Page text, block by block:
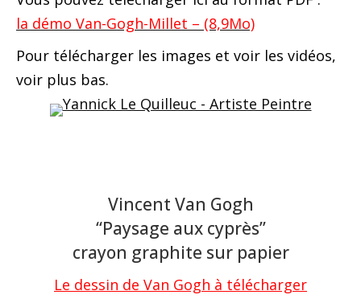
la démo Van-Gogh-Millet – (8,9Mo)
Pour télécharger les images et voir les vidéos,
voir plus bas.
Vincent Van Gogh
“Paysage aux cyprès”
crayon graphite sur papier
Le dessin de Van Gogh à télécharger